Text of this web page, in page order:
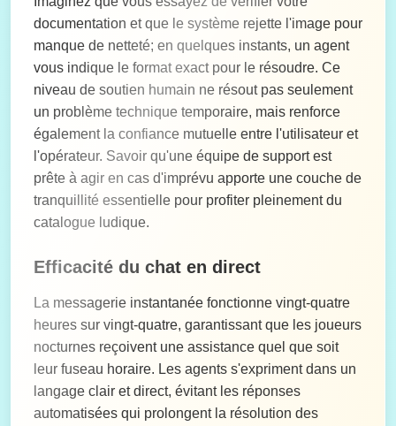
documentation et que le système rejette l'image pour
manque de netteté; en quelques instants, un agent
vous indique le format exact pour le résoudre. Ce
niveau de soutien humain ne résout pas seulement
un problème technique temporaire, mais renforce
également la confiance mutuelle entre l'utilisateur et
l'opérateur. Savoir qu'une équipe de support est
prête à agir en cas d'imprévu apporte une couche de
tranquillité essentielle pour profiter pleinement du
catalogue ludique.
Efficacité du chat en direct
La messagerie instantanée fonctionne vingt-quatre
heures sur vingt-quatre, garantissant que les joueurs
nocturnes reçoivent une assistance quel que soit
leur fuseau horaire. Les agents s'expriment dans un
langage clair et direct, évitant les réponses
automatisées qui prolongent la résolution des